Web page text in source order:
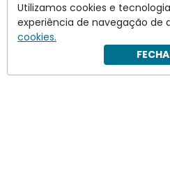
A contagem foi feita com
diferentes horários ao longo
um sistema de inteligência
Utilizamos cookies e
experiência de navegação de
cookies.